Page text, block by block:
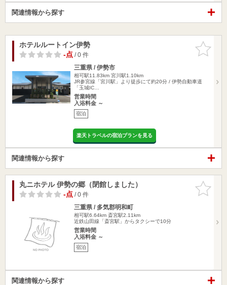
関連情報から探す
お気に入
りに追加
ホテルルートイン伊勢
-点/ 0 件
三重県 / 伊勢市
相可駅11.83km 宮川駅1.10km
JR参宮線「宮川駅」より徒歩にて約20分 / 伊勢自動車道
「玉城IC…
営業時間
入浴料金 ～
宿泊
楽天トラベルの宿泊プランを見る
関連情報から探す
お気に入
りに追加
丸ニホテル 伊勢の郷（閉館しました）
-点/ 0 件
三重県 / 多気郡明和町
相可駅6.64km 斎宮駅2.11km
近鉄山田線「斎宮駅」からタクシーで10分
営業時間
入浴料金 ～
宿泊
関連情報から探す